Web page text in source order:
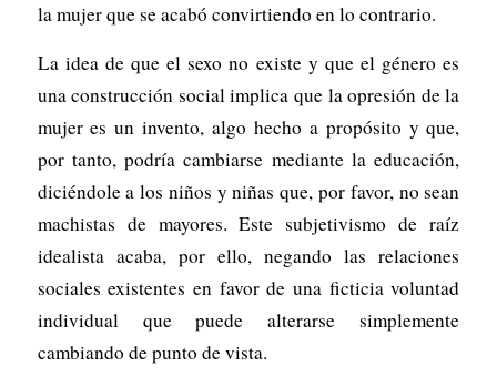
la mujer que se acabó convirtiendo en lo contrario.
La idea de que el sexo no existe y que el género es
una construcción social implica que la opresión de la
mujer es un invento, algo hecho a propósito y que,
por tanto, podría cambiarse mediante la educación,
diciéndole a los niños y niñas que, por favor, no sean
machistas de mayores. Este subjetivismo de raíz
idealista acaba, por ello, negando las relaciones
sociales existentes en favor de una ficticia voluntad
individual que puede alterarse simplemente
cambiando de punto de vista.